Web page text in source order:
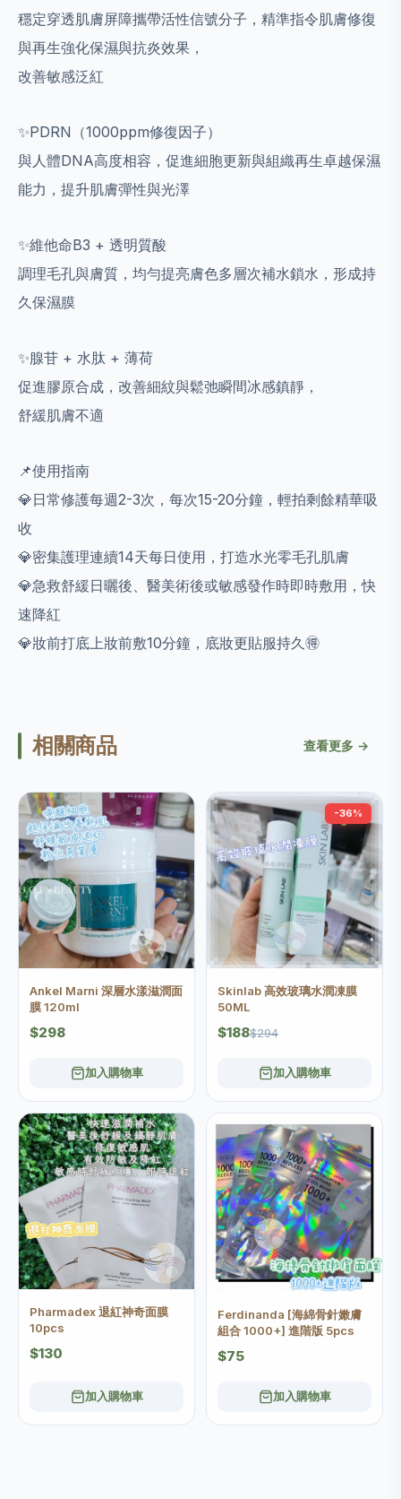
穩定穿透肌膚屏障攜帶活性信號分子，精準指令肌膚修復
與再生強化保濕與抗炎效果，
改善敏感泛紅
✨PDRN（1000ppm修復因子）
與人體DNA高度相容，促進細胞更新與組織再生卓越保濕
能力，提升肌膚彈性與光澤
✨維他命B3 + 透明質酸
調理毛孔與膚質，均勻提亮膚色多層次補水鎖水，形成持
久保濕膜
✨腺苷 + 水肽 + 薄荷
促進膠原合成，改善細紋與鬆弛瞬間冰感鎮靜，
舒緩肌膚不適
📌使用指南
💎日常修護每週2-3次，每次15-20分鐘，輕拍剩餘精華吸
收
💎密集護理連續14天每日使用，打造水光零毛孔肌膚
💎急救舒緩日曬後、醫美術後或敏感發作時即時敷用，快
速降紅
💎妝前打底上妝前敷10分鐘，底妝更貼服持久🉐️
相關商品 查看更多 →
Ankel Marni 深層水漾滋潤面
膜 120ml
$298
加入購物車
-36%
Skinlab 高效玻璃水潤凍膜
50ML
$188$294
加入購物車
Pharmadex 退紅神奇面膜
10pcs
$130
加入購物車
Ferdinanda [海綿骨針嫩膚
組合 1000+] 進階版 5pcs
$75
加入購物車